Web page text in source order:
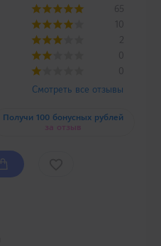
65
10
2
0
0
Смотреть все отзывы
Получи 100 бонусных рублей
за отзыв